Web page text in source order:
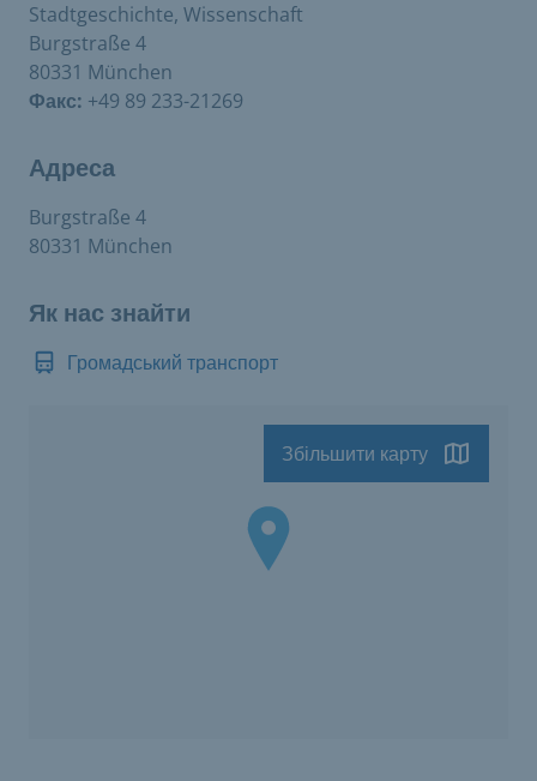
Stadtgeschichte, Wissenschaft
Burgstraße 4
80331 München
Факс: +49 89 233-21269
Адреса
Burgstraße 4
80331 München
Як нас знайти
Громадський транспорт
Збільшити карту